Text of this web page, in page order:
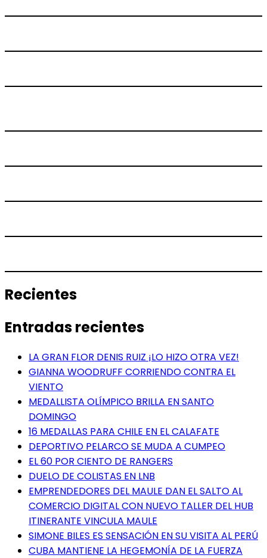
Recientes
Entradas recientes
LA GRAN FLOR DENIS RUIZ ¡LO HIZO OTRA VEZ!
GIANNA WOODRUFF CORRIENDO CONTRA EL
VIENTO
MEDALLISTA OLÍMPICO BRILLA EN SANTO
DOMINGO
16 MEDALLAS PARA CHILE EN EL CALAFATE
DEPORTIVO PELARCO SE MUDA A CUMPEO
EL 60 POR CIENTO DE RANGERS
DUELO DE COLISTAS EN LNB
EMPRENDEDORES DEL MAULE DAN EL SALTO AL
COMERCIO DIGITAL CON NUEVO TALLER DEL HUB
ITINERANTE VINCULA MAULE
SIMONE BILES ES SENSACIÓN EN SU VISITA AL PERÚ
CUBA MANTIENE LA HEGEMONÍA DE LA FUERZA